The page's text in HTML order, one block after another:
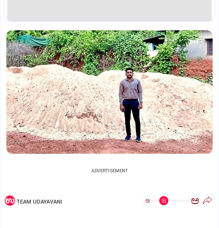
ADVERTISEMENT
TEAM UDAYAVANI ಅ ಅ